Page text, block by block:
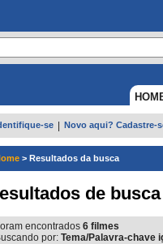
se Novo aqui? Cadastre-
> Resultados da busca
de busca
encontrados 6 filmes
por: Tema/Palavra-chave